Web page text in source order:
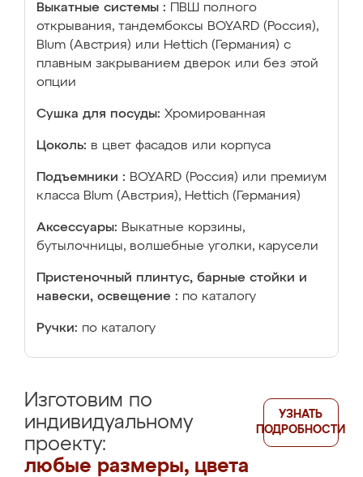
Выкатные системы :
ПВШ полного
открывания, тандембоксы BOYARD (Россия),
Blum (Австрия) или Hettich (Германия) с
плавным закрыванием дверок или без этой
опции
Сушка для посуды: Хромированная
Цоколь: в цвет фасадов или корпуса
Подъемники : BOYARD (Россия) или премиум
класса Blum (Австрия), Hettich (Германия)
Аксессуары: Выкатные корзины,
бутылочницы, волшебные уголки, карусели
Пристеночный плинтус, барные стойки и
навески, освещение : по каталогу
Ручки: по каталогу
Изготовим по
индивидуальному
проекту:
любые размеры, цвета
УЗНАТЬ
ПОДРОБНОСТИ